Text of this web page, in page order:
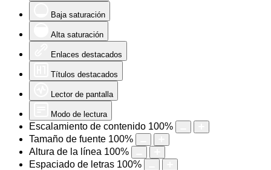
Baja saturación
Alta saturación
Enlaces destacados
Títulos destacados
Lector de pantalla
Modo de lectura
Escalamiento de contenido 100%
Tamaño de fuente 100%
Altura de la línea 100%
Espaciado de letras 100%